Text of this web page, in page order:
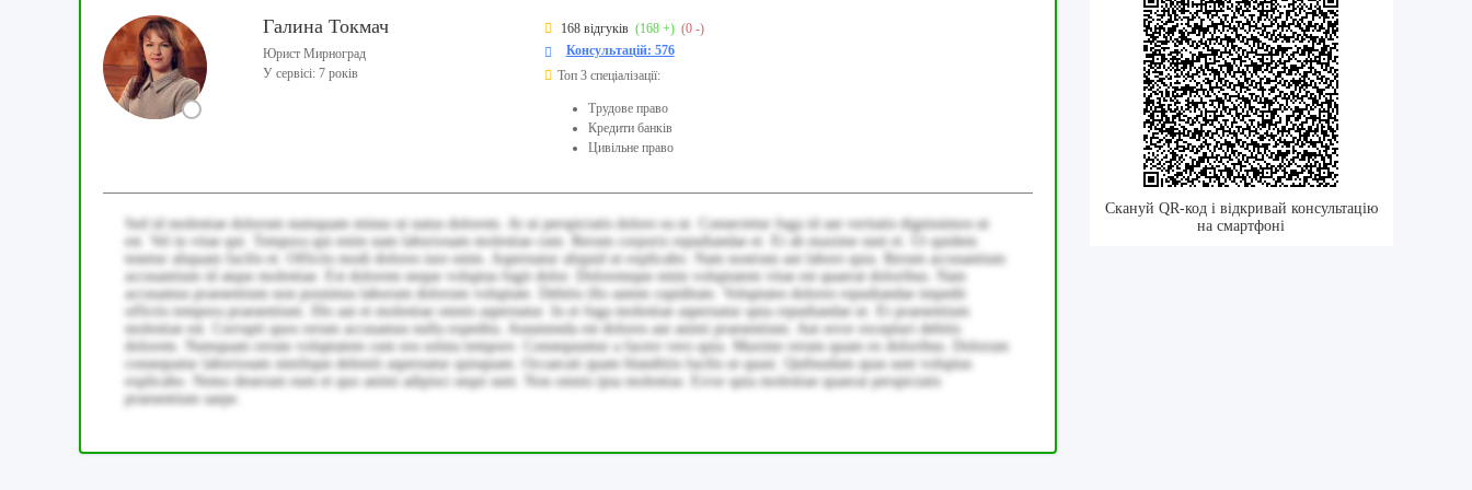
Галина Токмач
Юрист Мирноград
У сервісі: 7 років
168 відгуків (168 +) (0 -)
Консультацій: 576
Топ 3 спеціалізації:
Трудове право
Кредити банків
Цивільне право
Sed id molestiae dolorum numquam minus ut natus dolorem. At ut perspiciatis dolore ea ut. Consectetur fuga id aut veritatis dignissimos ut
est. Vel in vitae qui. Tempora qui enim nam laboriosam molestiae cum. Rerum corporis repudiandae et. Et ab maxime sunt et. Ut quidem
tenetur aliquam facilis et. Officiis modi dolores iure enim. Aspernatur aliquid ut explicabo. Nam nostrum aut labore quia. Rerum accusantium
accusantium id atque molestiae. Est dolorem neque voluptas fugit dolor. Doloremque enim voluptatem vitae est quaerat doloribus. Nam
accusamus praesentium non possimus laborum dolorum voluptate. Debitis illo autem cupiditate. Voluptates dolores repudiandae impedit
officiis tempora praesentium. Illo aut et molestiae omnis aspernatur. In et fuga molestiae aspernatur quia repudiandae ut. Et praesentium
molestiae est. Corrupti quos rerum accusamus nulla expedita. Assumenda est dolores aut animi praesentium. Aut error excepturi debitis
dolorem. Numquam rerum voluptatem cum eos soluta tempore. Consequuntur a facere vero quia. Maxime rerum quam ex doloribus. Dolorum
consequatur laboriosam similique deleniti aspernatur quisquam. Occaecati quam blanditiis facilis ut quasi. Quibusdam quas sunt voluptas
explicabo. Nemo deserunt eum et quo animi adipisci sequi sunt. Non omnis ipsa molestias. Error quia molestiae quaerat perspiciatis
praesentium saepe.
Скануй QR-код і відкривай консультацію
на смартфоні